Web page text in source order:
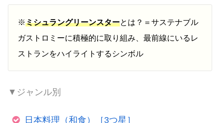
※ミシュラングリーンスターとは？＝サステナブル
ガストロミーに積極的に取り組み、最前線にいるレ
ストランをハイライトするシンボル
▼ジャンル別
日本料理（和食）［3つ星］